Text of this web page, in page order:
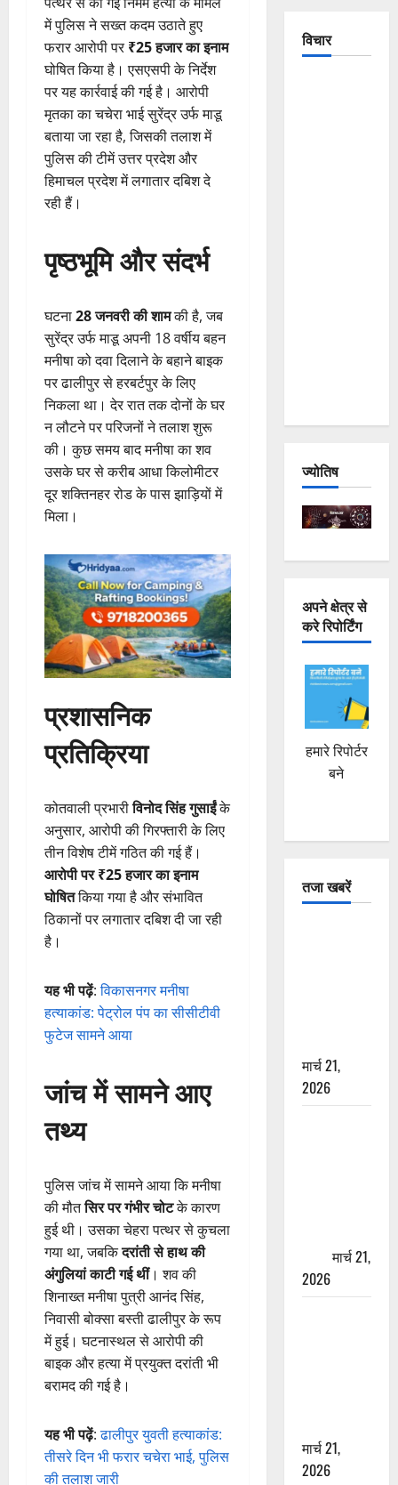
में पुलिस ने सख्त कदम उठाते हुए
फरार आरोपी पर ₹25 हजार का इनाम
घोषित किया है। एसएसपी के निर्देश
पर यह कार्रवाई की गई है। आरोपी
मृतका का चचेरा भाई सुरेंद्र उर्फ माडू
बताया जा रहा है, जिसकी तलाश में
पुलिस की टीमें उत्तर प्रदेश और
हिमाचल प्रदेश में लगातार दबिश दे
रही हैं।
पृष्ठभूमि और संदर्भ
घटना28 जनवरी की शामकी है, जब
सुरेंद्र उर्फ माडू अपनी 18 वर्षीय बहन
मनीषा को दवा दिलाने के बहाने बाइक
पर ढालीपुर से हरबर्टपुर के लिए
निकला था। देर रात तक दोनों के घर
न लौटने पर परिजनों ने तलाश शुरू
की। कुछ समय बाद मनीषा का शव
उसके घर से करीब आधा किलोमीटर
दूर शक्तिनहर रोड के पास झाड़ियों में
मिला।
प्रशासनिक
प्रतिक्रिया
कोतवाली प्रभारीविनोद सिंह गुसाईंके
अनुसार, आरोपी की गिरफ्तारी के लिए
तीन विशेष टीमें गठित की गई हैं।
आरोपी पर ₹25 हजार का इनाम
घोषितकिया गया है और संभावित
ठिकानों पर लगातार दबिश दी जा रही
है।
यह भी पढ़ें:विकासनगर मनीषा
हत्याकांड: पेट्रोल पंप का सीसीटीवी
फुटेज सामने आया
जांच में सामने आए
तथ्य
पुलिस जांच में सामने आया कि मनीषा
की मौतसिर पर गंभीर चोटके कारण
हुई थी। उसका चेहरा पत्थर से कुचला
गया था, जबकिदरांती से हाथ की
अंगुलियां काटी गई थीं। शव की
शिनाख्त मनीषा पुत्री आनंद सिंह,
निवासी बोक्सा बस्ती ढालीपुर के रूप
में हुई। घटनास्थल से आरोपी की
बाइक और हत्या में प्रयुक्त दरांती भी
बरामद की गई है।
यह भी पढ़ें:ढालीपुर युवती हत्याकांड:
तीसरे दिन भी फरार चचेरा भाई, पुलिस
की तलाश जारी
विचार
ज्योतिष
अपने क्षेत्र से
करे रिपोर्टिंग
हमारे रिपोर्टर
बने
तजा खबरें
मार्च 21,
2026
मार्च 21,
2026
मार्च 21,
2026